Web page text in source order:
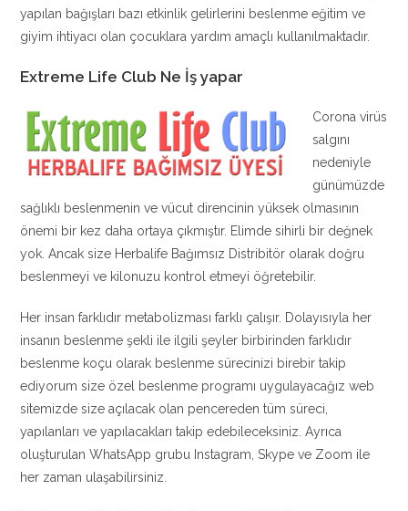
yapılan bağışları bazı etkinlik gelirlerini beslenme eğitim ve
giyim ihtiyacı olan çocuklara yardım amaçlı kullanılmaktadır.
Extreme Life Club Ne İş yapar
Corona virüs
salgını
nedeniyle
günümüzde
sağlıklı beslenmenin ve vücut direncinin yüksek olmasının
önemi bir kez daha ortaya çıkmıştır. Elimde sihirli bir değnek
yok. Ancak size Herbalife Bağımsız Distribitör olarak doğru
beslenmeyi ve kilonuzu kontrol etmeyi öğretebilir.
Her insan farklıdır metabolizması farklı çalışır. Dolayısıyla her
insanın beslenme şekli ile ilgili şeyler birbirinden farklıdır
beslenme koçu olarak beslenme sürecinizi birebir takip
ediyorum size özel beslenme programı uygulayacağız web
sitemizde size açılacak olan pencereden tüm süreci,
yapılanları ve yapılacakları takip edebileceksiniz. Ayrıca
oluşturulan WhatsApp grubu Instagram, Skype ve Zoom ile
her zaman ulaşabilirsiniz.